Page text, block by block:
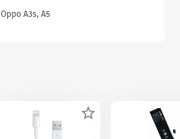
Oppo A3s, A5
